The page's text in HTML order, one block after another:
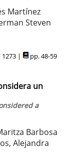
Martínez
Steven
1273 | pp. 48-59
un
a
Barbosa
Alejandra